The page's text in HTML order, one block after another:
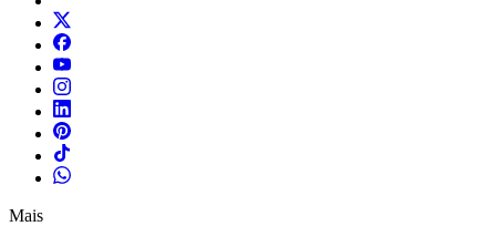
Mais